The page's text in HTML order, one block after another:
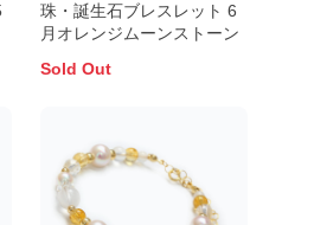
珠・誕生石ブレスレット 6
月オレンジムーンストーン
Sold Out